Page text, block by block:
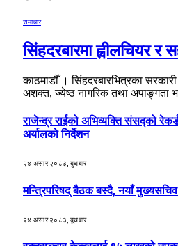
समाचार
सिंहदरबारमा ह्वीलचियर र
काठमाडौँ । सिंहदरबारभित्रका सरकारी
अशक्त, ज्येष्ठ नागरिक तथा अपाङ्गता
राजेन्द्र राईको अभिव्यक्ति संसद्को
अर्यालको निर्देशन
२४ असार २०८३, बुधबार
मन्त्रिपरिषद् बैठक बस्दै, नयाँ
२४ असार २०८३, बुधबार